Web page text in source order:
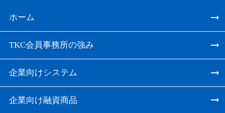
ホーム
TKC会員事務所の強み
企業向けシステム
企業向け融資商品